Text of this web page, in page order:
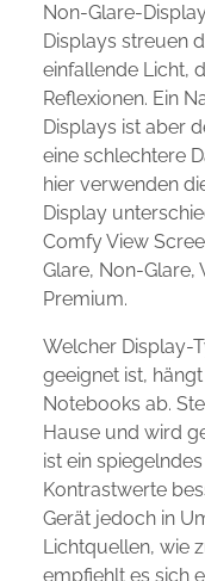
Non-Glare-
Displays streuen
einfallende Licht,
Reflexionen. Ein
Displays ist aber
eine schlechtere
hier verwenden
Display
Comfy View
Glare, Non-Glare,
Premium.
Welcher Display-
geeignet ist,
Notebooks ab.
Hause und wird
ist ein
Kontrastwerte
Gerät jedoch in
Lichtquellen, wie
empfiehlt es sich